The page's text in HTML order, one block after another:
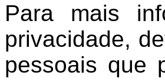
Para mais
privacidade,
pessoais que